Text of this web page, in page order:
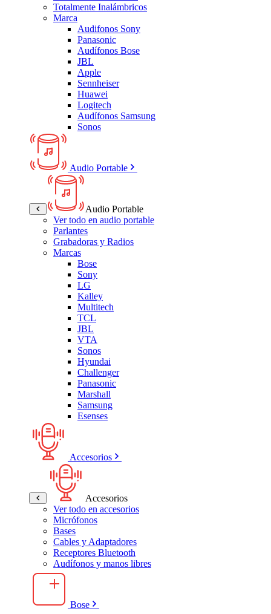
Totalmente Inalámbricos
Marca
Audifonos Sony
Panasonic
Audífonos Bose
JBL
Apple
Sennheiser
Huawei
Logitech
Audífonos Samsung
Sonos
Audio Portable
Audio Portable
Ver todo en audio portable
Parlantes
Grabadoras y Radios
Marcas
Bose
Sony
LG
Kalley
Multitech
TCL
JBL
VTA
Sonos
Hyundai
Challenger
Panasonic
Marshall
Samsung
Esenses
Accesorios
Accesorios
Ver todo en accesorios
Micrófonos
Bases
Cables y Adaptadores
Receptores Bluetooth
Audífonos y manos libres
Bose